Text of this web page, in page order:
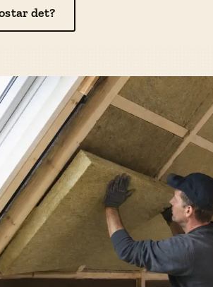
det?